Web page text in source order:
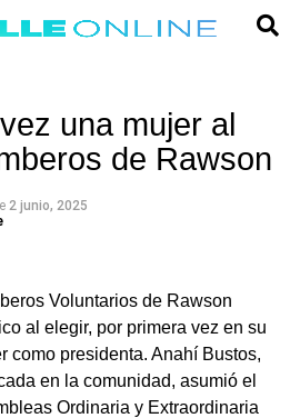
una mujer al
de Rawson
2 junio, 2025
Voluntarios de Rawson
al elegir, por primera vez en su
como presidenta. Anahí Bustos,
en la comunidad, asumió el
Ordinaria y Extraordinaria